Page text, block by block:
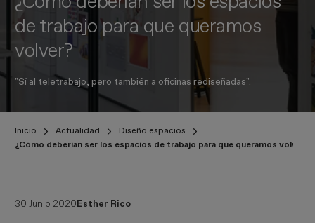
de trabajo para que queramos
volver?
"Sí al teletrabajo, pero también a oficinas rediseñadas".
Inicio Actualidad
Diseño espacios
¿Cómo deberían ser los espacios de trabajo para que queramos volver?
30 Junio 2020Esther Rico